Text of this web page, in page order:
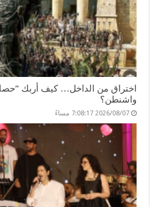
اختراق من الداخل… كيف أربك
واشنطن؟
2026/08/07 7:08:17 مساءً